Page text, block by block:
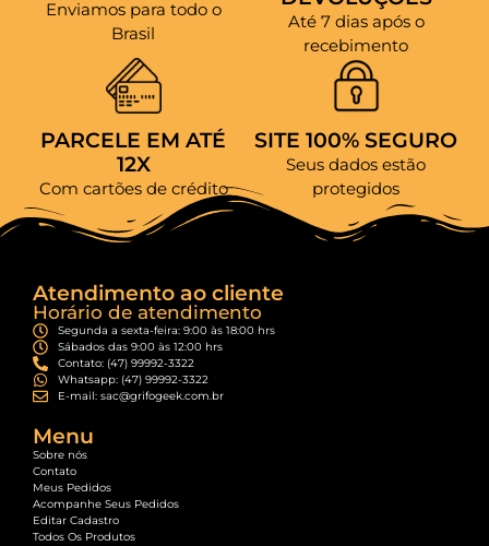
Enviamos para todo o
Brasil
Até 7 dias após o
recebimento
PARCELE EM ATÉ
12X
Com cartões de crédito
SITE 100% SEGURO
Seus dados estão
protegidos
Atendimento ao cliente
Horário de atendimento
Segunda a sexta-feira: 9:00 às 18:00 hrs
Sábados das 9:00 às 12:00 hrs
Contato: (47) 99992-3322
Whatsapp: (47) 99992-3322
E-mail: sac@grifogeek.com.br
Menu
Sobre nós
Contato
Meus Pedidos
Acompanhe Seus Pedidos
Editar Cadastro
Todos Os Produtos